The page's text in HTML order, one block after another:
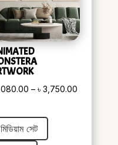
– ৳3,750.00
মিডিয়াম সেট